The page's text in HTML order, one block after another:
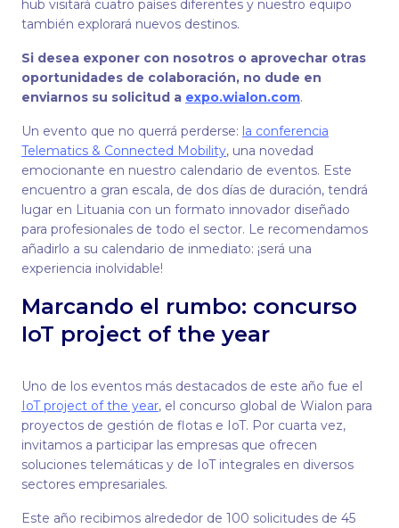
hub visitará cuatro países diferentes y nuestro equipo
también explorará nuevos destinos.
Si desea exponer con nosotros o aprovechar otras
oportunidades de colaboración, no dude en
enviarnos su solicitud a expo.wialon.com.
Un evento que no querrá perderse: la conferencia
Telematics & Connected Mobility, una novedad
emocionante en nuestro calendario de eventos. Este
encuentro a gran escala, de dos días de duración, tendrá
lugar en Lituania con un formato innovador diseñado
para profesionales de todo el sector. Le recomendamos
añadirlo a su calendario de inmediato: ¡será una
experiencia inolvidable!
Marcando el rumbo: concurso
IoT project of the year
Uno de los eventos más destacados de este año fue el
IoT project of the year, el concurso global de Wialon para
proyectos de gestión de flotas e IoT. Por cuarta vez,
invitamos a participar las empresas que ofrecen
soluciones telemáticas y de IoT integrales en diversos
sectores empresariales.
Este año recibimos alrededor de 100 solicitudes de 45